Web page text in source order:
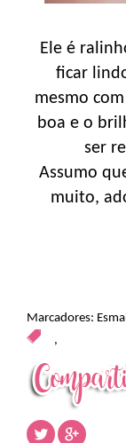
Ele é
ficar
mesmo
boa e o
ser
Assumo
muito,
Marcadores:
,